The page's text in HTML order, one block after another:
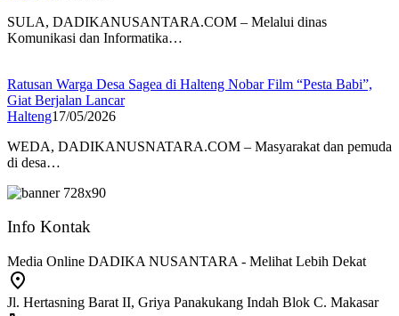
SULA, DADIKANUSANTARA.COM – Melalui dinas
Komunikasi dan Informatika…
Ratusan Warga Desa Sagea di Halteng Nobar Film “Pesta Babi”,
Giat Berjalan Lancar
Halteng17/05/2026
WEDA, DADIKANUSNATARA.COM – Masyarakat dan pemuda
di desa…
Info Kontak
Media Online DADIKA NUSANTARA - Melihat Lebih Dekat
Jl. Hertasning Barat II, Griya Panakukang Indah Blok C. Makasar